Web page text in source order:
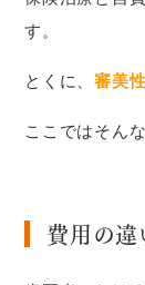
す。
とくに、 審美
ここではそん
費用の違